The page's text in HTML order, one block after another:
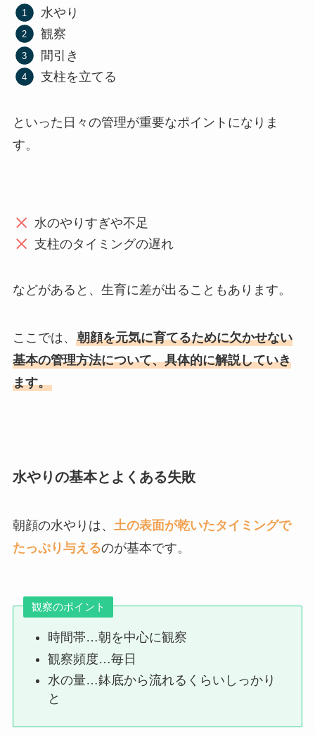
水やり
観察
間引き
支柱を立てる
といった日々の管理が重要なポイントになりま
す。
水のやりすぎや不足
支柱のタイミングの遅れ
などがあると、生育に差が出ることもあります。
ここでは、 朝顔を元気に育てるために欠かせない
基本の管理方法について、具体的に解説していき
ます。
水やりの基本とよくある失敗
朝顔の水やりは、 土の表面が乾いたタイミングで
たっぷり与えるのが基本です。
観察のポイント
時間帯…朝を中心に観察
観察頻度…毎日
水の量…鉢底から流れるくらいしっかり
と